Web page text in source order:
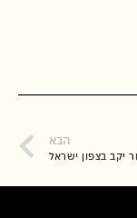
הבא
יקב בצפון ישראל